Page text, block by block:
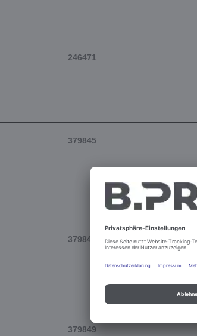
246471
379845
379846
379849